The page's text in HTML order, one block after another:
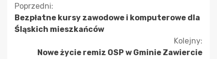
Kontynuuj
czytanie
Poprzedni:
Bezpłatne kursy zawodowe i komputerowe dla
Śląskich mieszkańców
Kolejny:
Nowe życie remiz OSP w Gminie Zawiercie